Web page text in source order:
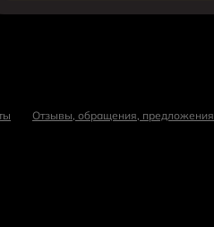
Отзывы, обращения, предложения